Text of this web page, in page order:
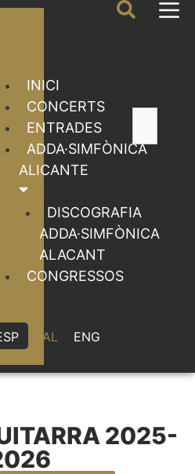
INICI
CONCERTS
ENTRADES
ADDA·SIMFÒNICA
ALICANTE
DISCOGRAFIA
ADDA·SIMFÒNICA
ALACANT
CONGRESSOS
VAL ENG
2025-